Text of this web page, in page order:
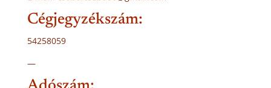
Cégjegyzékszám:
54258059
—